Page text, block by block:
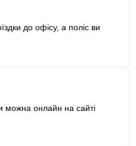
до офісу, а поліс ви
можна онлайн на сайті